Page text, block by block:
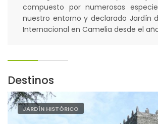
compuesto por numerosas
nuestro entorno y declarado Jardín
Internacional en Camelia desde el año
Destinos
JARDÍN HISTÓRICO